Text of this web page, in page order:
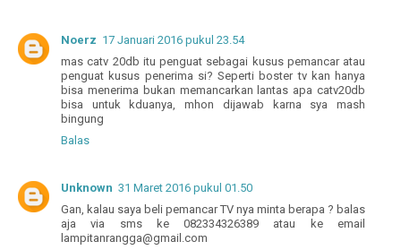
Noerz 17 Januari 2016 pukul 23.54
mas catv 20db itu penguat sebagai kusus pemancar atau
penguat kusus penerima si? Seperti boster tv kan hanya
bisa menerima bukan memancarkan lantas apa catv20db
bisa untuk kduanya, mhon dijawab karna sya mash
bingung
Balas
Unknown 31 Maret 2016 pukul 01.50
Gan, kalau saya beli pemancar TV nya minta berapa ? balas
aja via sms ke 082334326389 atau ke email
lampitanrangga@gmail.com